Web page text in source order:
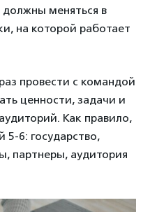
должны меняться в
на которой работает
провести с командой
ценности, задачи и
Как правило,
5-6: государство,
партнеры, аудитория